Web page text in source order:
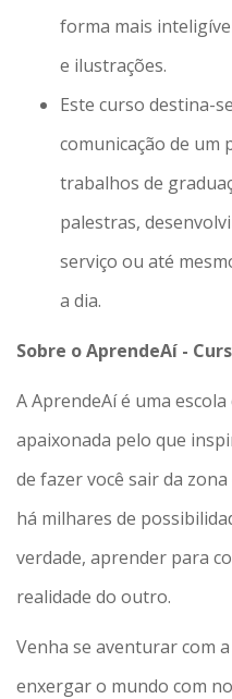
forma mais
e ilustrações.
Este curso destina-
comunicação de um
trabalhos de
palestras,
serviço ou até
a dia.
Sobre o AprendeAí -
A AprendeAí é uma
apaixonada pelo que
de fazer você sair da
há milhares de
verdade, aprender para
realidade do outro.
Venha se aventurar com
enxergar o mundo com